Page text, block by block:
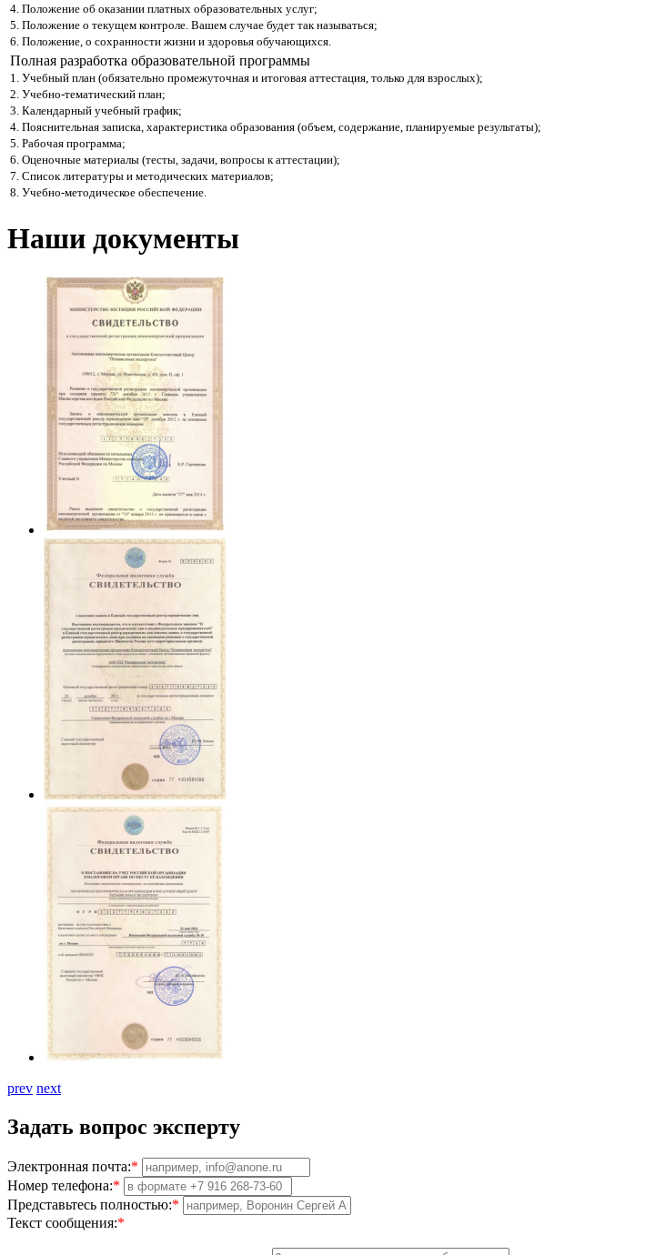
4. Положение об оказании платных образовательных услуг;
5. Положение о текущем контроле. Вашем случае будет так называться;
6. Положение, о сохранности жизни и здоровья обучающихся.
Полная разработка образовательной программы
1. Учебный план (обязательно промежуточная и итоговая аттестация, только для взрослых);
2. Учебно-тематический план;
3. Календарный учебный график;
4. Пояснительная записка, характеристика образования (объем, содержание, планируемые результаты);
5. Рабочая программа;
6. Оценочные материалы (тесты, задачи, вопросы к аттестации);
7. Список литературы и методических материалов;
8. Учебно-методическое обеспечение.
Наши документы
prev next
Задать вопрос эксперту
Электронная почта:*
Номер телефона:*
Представьтесь полностью:*
Текст сообщения:*